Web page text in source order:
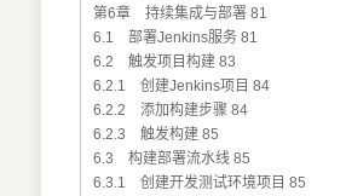
第6章 持续集成与部署 81
6.1 部署Jenkins服务 81
6.2 触发项目构建 83
6.2.1 创建Jenkins项目 84
6.2.2 添加构建步骤 84
6.2.3 触发构建 85
6.3 构建部署流水线 85
6.3.1 创建开发测试环境项目 85